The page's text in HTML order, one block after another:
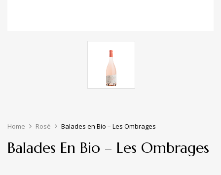
Home Rosé Balades en Bio – Les Ombrages
Balades En Bio – Les Ombrages